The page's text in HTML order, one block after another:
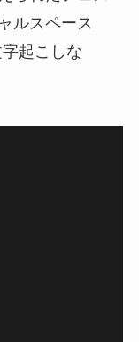
ルスペース
起こしな